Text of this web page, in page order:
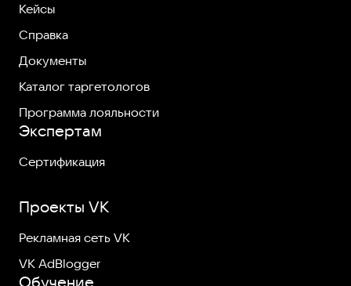
Кейсы
Справка
Документы
Каталог таргетологов
Программа лояльности
Экспертам
Сертификация
Проекты VK
Рекламная сеть VK
VK AdBlogger
Обучение